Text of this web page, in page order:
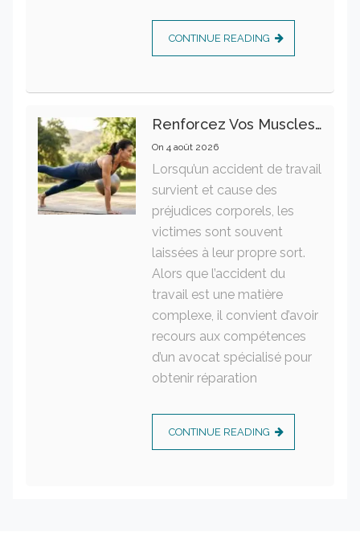
CONTINUE READING
Renforcez Vos Muscles Profonds Pour Apaiser Votre Mal De Dos
On 4 août 2026
Lorsqu’un accident de travail
survient et cause des
préjudices corporels, les
victimes sont souvent
laissées à leur propre sort.
Alors que l’accident du
travail est une matière
complexe, il convient d’avoir
recours aux compétences
d’un avocat spécialisé pour
obtenir réparation
CONTINUE READING